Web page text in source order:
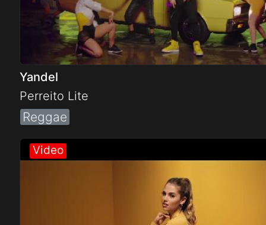
Yandel
Perreito Lite
Reggae